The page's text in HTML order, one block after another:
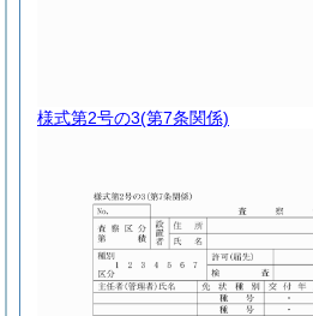
様式第2号の3(第7条関係)